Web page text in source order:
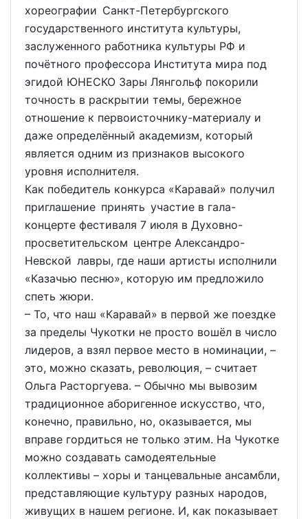
хореографии Санкт-Петербургского
государственного института культуры,
заслуженного работника культуры РФ и
почётного профессора Института мира под
эгидой ЮНЕСКО Зары Лянгольф покорили
точность в раскрытии темы, бережное
отношение к первоисточнику-материалу и
даже определённый академизм, который
является одним из признаков высокого
уровня исполнителя.
Как победитель конкурса «Каравай» получил
приглашение принять участие в гала-
концерте фестиваля 7 июля в Духовно-
просветительском центре Александро-
Невской лавры, где наши артисты исполнили
«Казачью песню», которую им предложило
спеть жюри.
– То, что наш «Каравай» в первой же поездке
за пределы Чукотки не просто вошёл в число
лидеров, а взял первое место в номинации, –
это, можно сказать, революция, – считает
Ольга Расторгуева. – Обычно мы вывозим
традиционное аборигенное искусство, что,
конечно, правильно, но, оказывается, мы
вправе гордиться не только этим. На Чукотке
можно создавать самодеятельные
коллективы – хоры и танцевальные ансамбли,
представляющие культуру разных народов,
живущих в нашем регионе. И, как показывает